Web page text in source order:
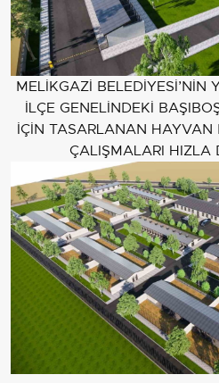
MELİKGAZİ BELEDİYESİ’NİN
İLÇE GENELİNDEKİ
İÇİN TASARLANAN HAYVAN
ÇALIŞMALARI HIZLA